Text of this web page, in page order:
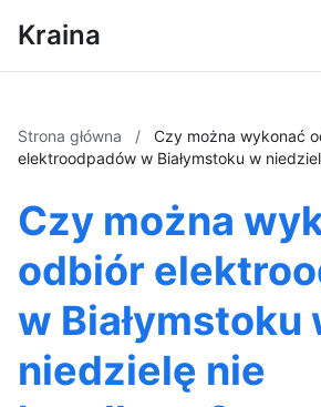
Kraina
Strona główna /
Czy można wykonać
elektroodpadów w Białymstoku w
Czy można
odbiór
w Białymstoku
niedzielę nie